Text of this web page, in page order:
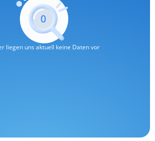
liegen uns aktuell keine Daten vor